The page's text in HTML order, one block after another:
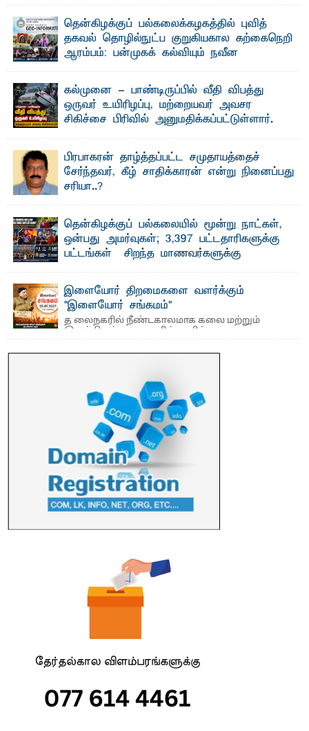
தென்கிழக்குப் பல்கலைக்கழகத்தில் புவித்
தகவல் தொழில்நுட்ப குறுகியகால கற்கைநெறி
ஆரம்பம்: பன்முகக் கல்வியும் நவீன
பேராசிரியர் எம். எம். பாஸில்
தெ ன்கிழக்குப் பல்கலைக்கழகத்தின் கலை மற்றும் கலாசார
பீடத்தின் புவியியல் துறையினால் ...
கல்முனை - பாண்டிருப்பில் வீதி விபத்து
ஒருவர் உயிரிழப்பு, மற்றையவர் அவசர
சிகிச்சை பிரிவில் அனுமதிக்கப்பட்டுள்ளார்.
பாண்டிருப்பு ...பிரபாகரன் தாழ்த்தப்பட்ட சமுதாயத்தைச்
சேர்ந்தவர், கீழ் சாதிக்காரன் என்று நினைப்பது
சரியா..?
தென்கிழக்குப் பல்கலையில் மூன்று நாட்கள்,
ஒன்பது அமர்வுகள்; 3,397 பட்டதாரிகளுக்கு
பட்டங்கள் – சிறந்த மாணவர்களுக்கு
மற்றும் சிறப்புப் பரிசுகள்
எம்.வை. அமீர்- ஒ லுவிலில் அமைந்துள்ள தென்கிழக்குப்
பல்கலைக்கழகத்தின் 18ஆவது பொதுப் பட்டமளிப்பு விழா ...
இளையோர் திறமைகளை வளர்க்கும்
"இளையோர் சங்கமம்"
த லைநகரில் நீண்டகாலமாக கலை மற்றும்
இலக்கியத் துறைகளில் தனித்துவமான
பணிகளை முன்னெடுத்து வரும் புதிய ...